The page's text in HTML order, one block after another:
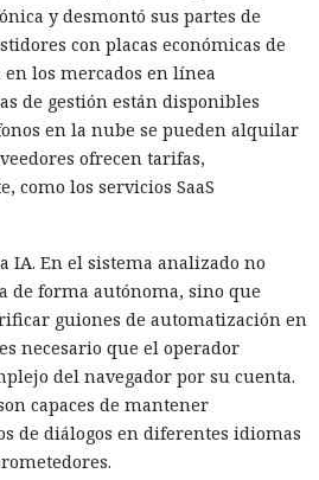
y desmontó sus partes de
con placas económicas de
los mercados en línea
de gestión están disponibles
en la nube se pueden alquilar
ofrecen tarifas,
como los servicios SaaS
IA. En el sistema analizado no
de forma autónoma, sino que
guiones de automatización en
necesario que el operador
del navegador por su cuenta.
capaces de mantener
de diálogos en diferentes idiomas